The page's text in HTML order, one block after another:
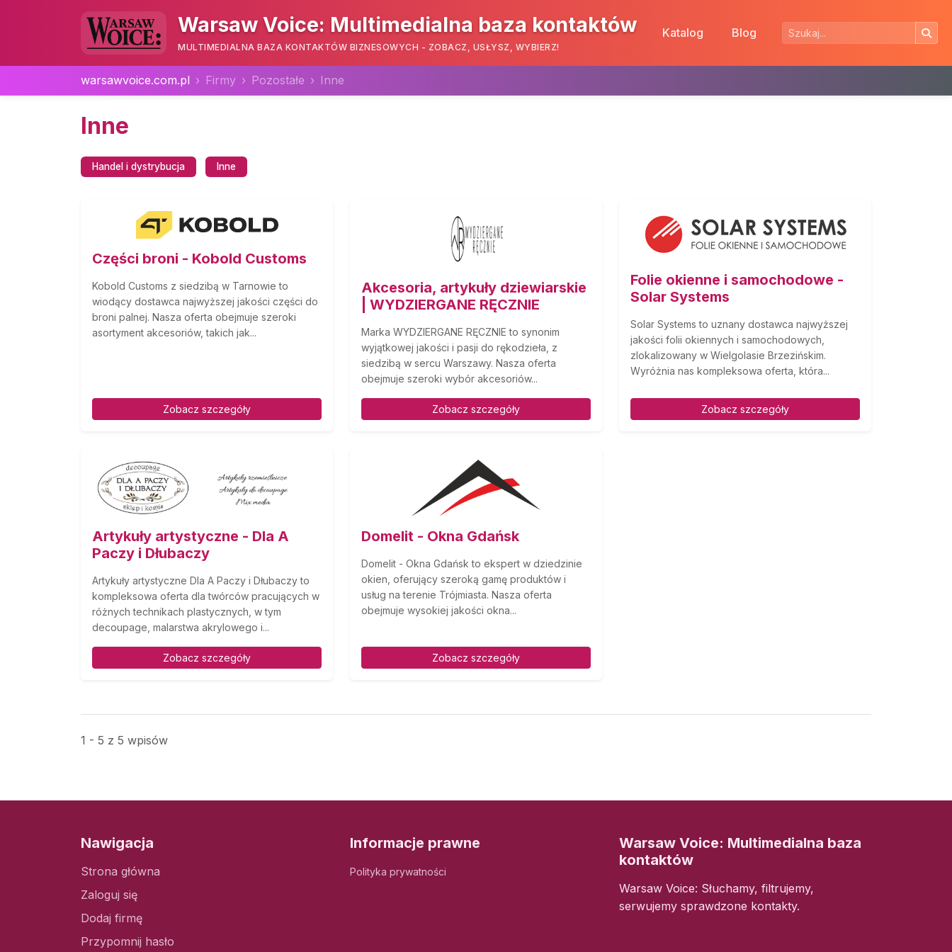
Warsaw Voice: Multimedialna baza kontaktów
MULTIMEDIALNA BAZA KONTAKTÓW BIZNESOWYCH - ZOBACZ, USŁYSZ, WYBIERZ!
Katalog Blog
warsawvoice.com.pl Firmy Pozostałe Inne
Inne
Handel i dystrybucja Inne
Części broni - Kobold Customs
Kobold Customs z siedzibą w Tarnowie to
wiodący dostawca najwyższej jakości części do
broni palnej. Nasza oferta obejmuje szeroki
asortyment akcesoriów, takich jak...
Zobacz szczegóły
Akcesoria, artykuły dziewiarskie
| WYDZIERGANE RĘCZNIE
Marka WYDZIERGANE RĘCZNIE to synonim
wyjątkowej jakości i pasji do rękodzieła, z
siedzibą w sercu Warszawy. Nasza oferta
obejmuje szeroki wybór akcesoriów...
Zobacz szczegóły
Folie okienne i samochodowe -
Solar Systems
Solar Systems to uznany dostawca najwyższej
jakości folii okiennych i samochodowych,
zlokalizowany w Wielgolasie Brzezińskim.
Wyróżnia nas kompleksowa oferta, która...
Zobacz szczegóły
Artykuły artystyczne - Dla A
Paczy i Dłubaczy
Artykuły artystyczne Dla A Paczy i Dłubaczy to
kompleksowa oferta dla twórców pracujących w
różnych technikach plastycznych, w tym
decoupage, malarstwa akrylowego i...
Zobacz szczegóły
Domelit - Okna Gdańsk
Domelit - Okna Gdańsk to ekspert w dziedzinie
okien, oferujący szeroką gamę produktów i
usług na terenie Trójmiasta. Nasza oferta
obejmuje wysokiej jakości okna...
Zobacz szczegóły
1 - 5 z 5 wpisów
Nawigacja
Strona główna
Zaloguj się
Dodaj firmę
Przypomnij hasło
Informacje prawne
Polityka prywatności
Warsaw Voice: Multimedialna baza
kontaktów
Warsaw Voice: Słuchamy, filtrujemy,
serwujemy sprawdzone kontakty.